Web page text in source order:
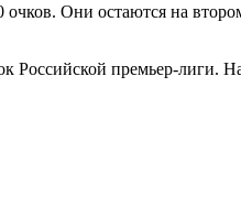
очков. Они остаются на
Российской премьер-лиги.